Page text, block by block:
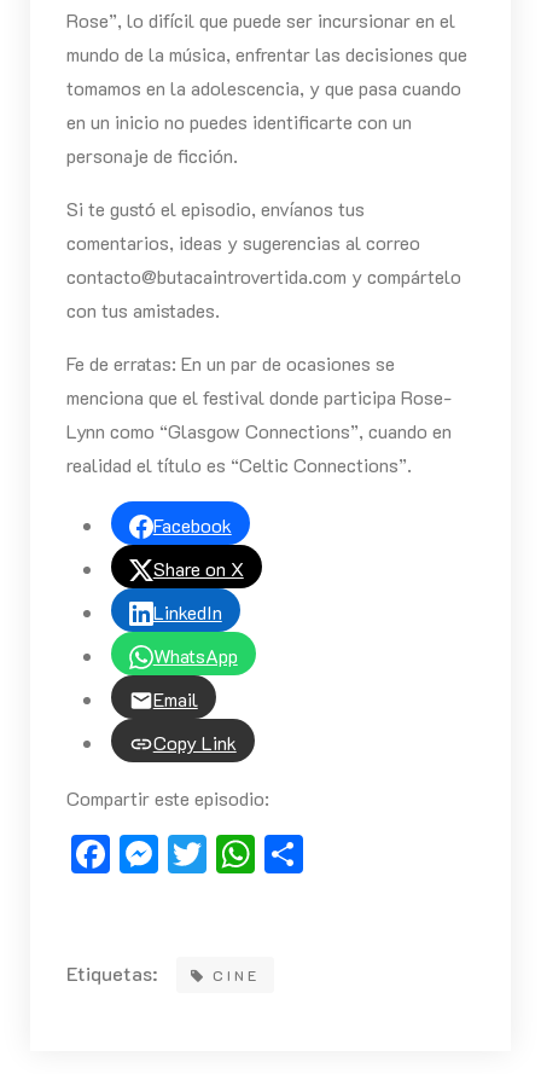
Rose”, lo difícil que puede ser incursionar en el
mundo de la música, enfrentar las decisiones que
tomamos en la adolescencia, y que pasa cuando
en un inicio no puedes identificarte con un
personaje de ficción.
Si te gustó el episodio, envíanos tus
comentarios, ideas y sugerencias al correo
contacto@butacaintrovertida.com y compártelo
con tus amistades.
Fe de erratas: En un par de ocasiones se
menciona que el festival donde participa Rose-
Lynn como “Glasgow Connections”, cuando en
realidad el título es “Celtic Connections”.
Facebook
Share on X
LinkedIn
WhatsApp
Email
Copy Link
Compartir este episodio:
Facebook
Messenger
TwitterWhatsApp
Compartir
Etiquetas: CINE